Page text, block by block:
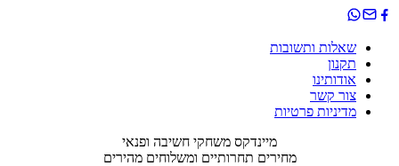
שאלות ותשובות
תקנון
אודותינו
צור קשר
מדיניות פרטיות
מיינדקס משחקי חשיבה ופנאי
מחירים תחרותיים ומשלוחים מהירים